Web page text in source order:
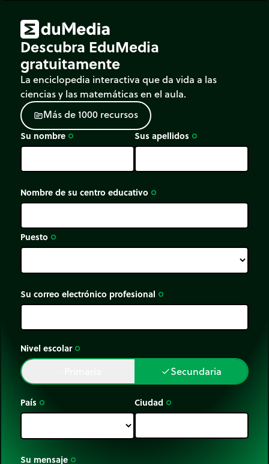
permiten introducir el concepto de presión y la
relación entre presión y volumen.
Descubra EduMedia
gratuitamente
La enciclopedia interactiva que da vida a las
ciencias y las matemáticas en el aula.
sourceMásde1000 recursos
Su nombre trip_origin Sus apellidos trip_origin
Nombre de su centro educativo trip_origin
Puesto trip_origin
Su correo electrónico profesional trip_origin
Nivel escolar trip_origin
doneSecundaria
País trip_origin Ciudad trip_origin
Su mensaje trip_origin